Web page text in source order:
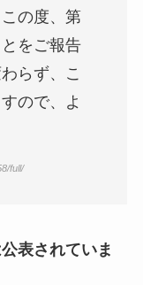
馴れ初めや年
も調査！
・大西翔の
結婚相手との
調査！
の度、第
をご報告
らず、こ
ので、よ
full/
表されていま